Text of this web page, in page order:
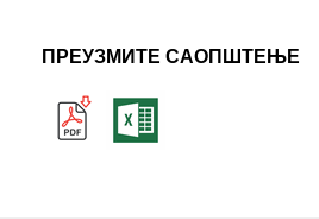
ПРЕУЗМИТЕ САОПШТЕЊЕ